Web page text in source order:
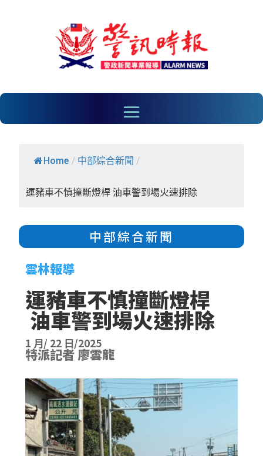
Home / 中部綜合新聞 /
運豬車不慎撞斷燈桿 油車警到場火速排除
中部綜合新聞
雲林報導
運豬車不慎撞斷燈桿
油車警到場火速排除
1 月/ 22 日/2025
特派記者 廖雲龍